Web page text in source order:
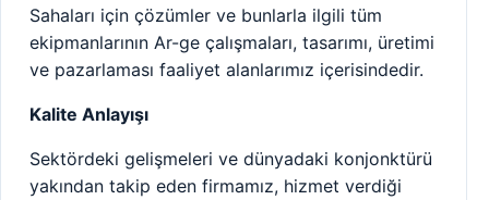
Sahaları için çözümler ve bunlarla ilgili tüm
ekipmanlarının Ar-ge çalışmaları, tasarımı, üretimi
ve pazarlaması faaliyet alanlarımız içerisindedir.
Kalite Anlayışı
Sektördeki gelişmeleri ve dünyadaki konjonktürü
yakından takip eden firmamız, hizmet verdiği